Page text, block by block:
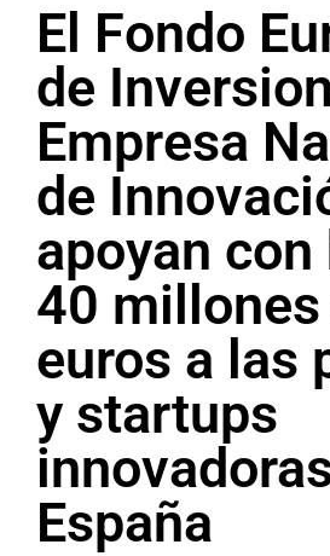
El Fondo
de
Empresa
de
apoyan con
40 millones
euros a las
y startups
España